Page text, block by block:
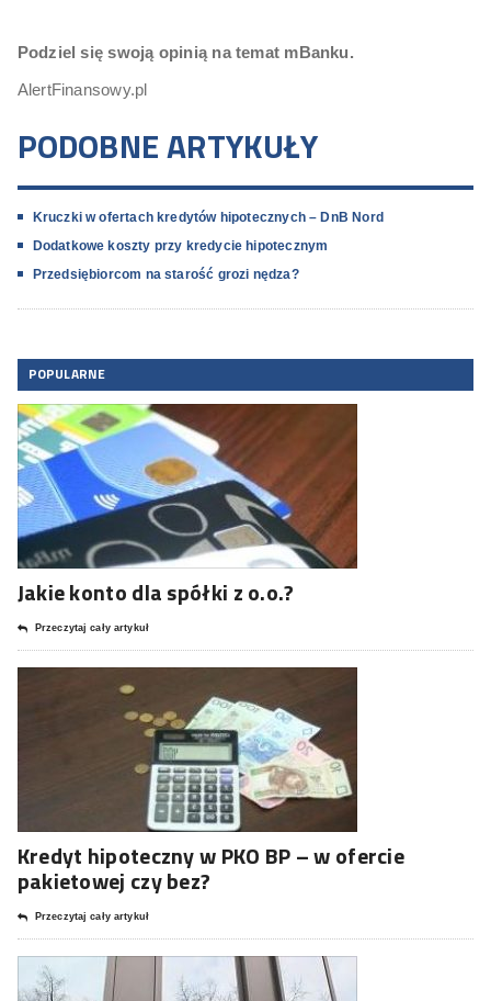
Podziel się swoją opinią na temat mBanku.
AlertFinansowy.pl
PODOBNE ARTYKUŁY
Kruczki w ofertach kredytów hipotecznych – DnB Nord
Dodatkowe koszty przy kredycie hipotecznym
Przedsiębiorcom na starość grozi nędza?
POPULARNE
Jakie konto dla spółki z o.o.?
Przeczytaj cały artykuł
Kredyt hipoteczny w PKO BP – w ofercie
pakietowej czy bez?
Przeczytaj cały artykuł